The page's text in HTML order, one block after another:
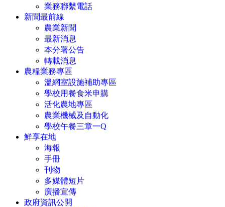
業務聯繫電話
新聞最前線
農業新聞
最新消息
本分署公告
轉載消息
農糧業務專區
溫網室設施補助專區
學校用餐食米申購
活化農地專區
農業機械及自動化
學校午餐三章一Q
鮮享在地
海報
手冊
刊物
多媒體短片
廣播宣傳
政府資訊公開